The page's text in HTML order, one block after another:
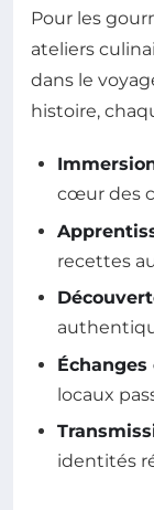
Pour les
ateliers
dans le
histoire,
cœur des
recettes
locaux
identités